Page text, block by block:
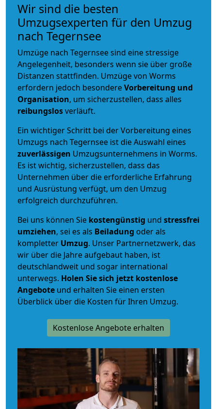
Wir sind die besten
Umzugsexperten für den Umzug
nach Tegernsee
Umzüge nach Tegernsee sind eine stressige
Angelegenheit, besonders wenn sie über große
Distanzen stattfinden. Umzüge von Worms
erfordern jedoch besondereVorbereitung und
Organisation, um sicherzustellen, dass alles
reibungslosverläuft.
Ein wichtiger Schritt bei der Vorbereitung eines
Umzugs nach Tegernsee ist die Auswahl eines
zuverlässigen Umzugsunternehmens in Worms.
Es ist wichtig, sicherzustellen, dass das
Unternehmen über die erforderliche Erfahrung
und Ausrüstung verfügt, um den Umzug
erfolgreich durchzuführen.
Bei uns können Sie kostengünstig und stressfrei
umziehen, sei es als Beiladung oder als
kompletter Umzug. Unser Partnernetzwerk, das
wir über die Jahre aufgebaut haben, ist
deutschlandweit und sogar international
unterwegs. Holen Sie sich jetzt kostenlose
Angebote und erhalten Sie einen ersten
Überblick über die Kosten für Ihren Umzug.
Kostenlose Angebote erhalten